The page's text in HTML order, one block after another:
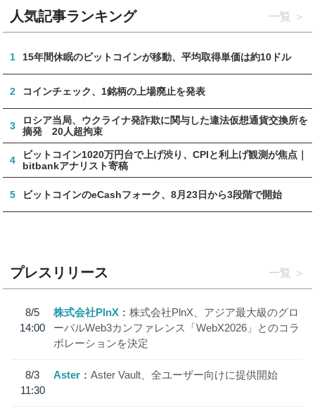
人気記事ランキング 一覧
1 15年間休眠のビットコインが移動、平均取得単価は約10ドル
2 コインチェック、1銘柄の上場廃止を発表
3
ロシア当局、ウクライナ発詐欺に関与した違法仮想通貨交換所を
摘発 20人超拘束
4
ビットコイン1020万円台で上げ渋り、CPIと利上げ観測が焦点｜
bitbankアナリスト寄稿
5 ビットコインのeCashフォーク、8月23日から3段階で開始
プレスリリース 一覧
8/5
14:00
株式会社PlnX
株式会社PlnX、アジア最大級のグロ
ーバルWeb3カンファレンス「WebX2026」とのコラ
ボレーションを決定
8/3
11:30
Aster Aster Vault、全ユーザー向けに提供開始